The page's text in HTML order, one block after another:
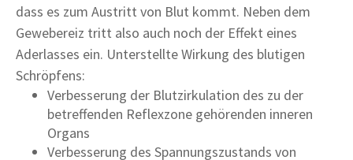
dass es zum Austritt von Blut kommt. Neben dem
Gewebereiz tritt also auch noch der Effekt eines
Aderlasses ein. Unterstellte Wirkung des blutigen
Schröpfens:
Verbesserung der Blutzirkulation des zu der
betreffenden Reflexzone gehörenden inneren
Organs
Verbesserung des Spannungszustands von